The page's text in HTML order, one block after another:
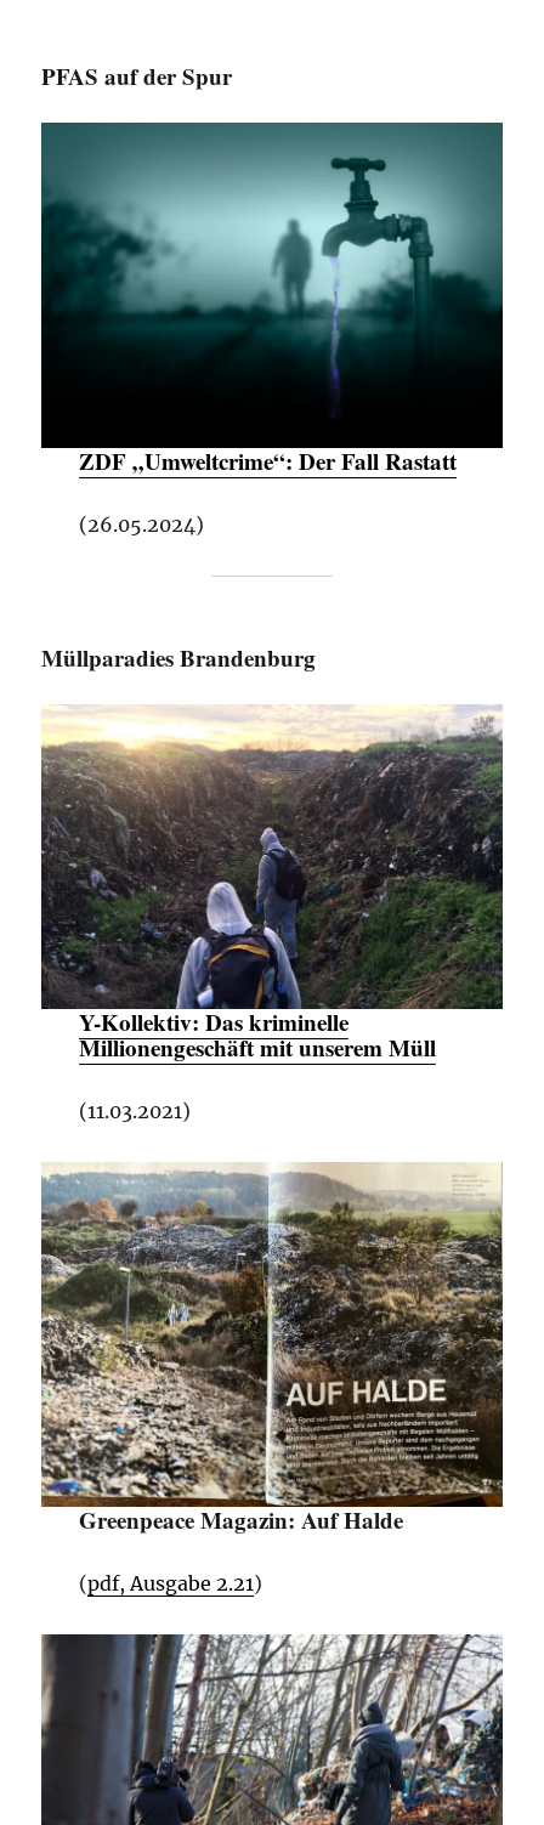
PFAS auf der Spur
ZDF „Umweltcrime“: Der Fall Rastatt
(26.05.2024)
Müllparadies Brandenburg
Y-Kollektiv: Das kriminelle
Millionengeschäft mit unserem Müll
(11.03.2021)
Greenpeace Magazin: Auf Halde
(pdf, Ausgabe 2.21)